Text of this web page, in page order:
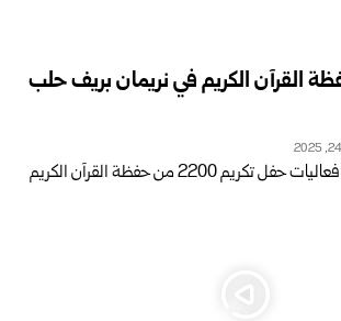
من حفظة القرآن الكريم في نريمان بريف حلب